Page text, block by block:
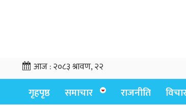
आज :२०८३ श्रावण, २२
गृहपृष्ठ समाचार राजनीति